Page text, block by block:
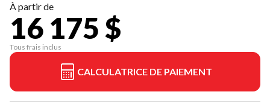
À partir de
16 175 $
Tous frais inclus
CALCULATRICE DE PAIEMENT